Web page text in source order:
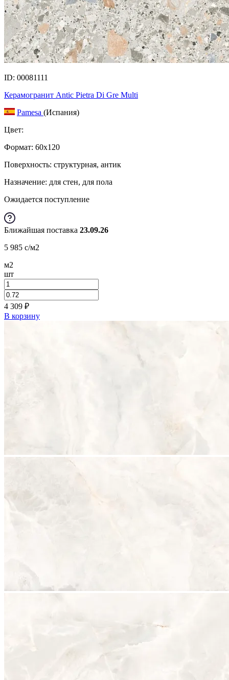
ID: 00081111
Керамогранит Antic Pietra Di Gre Multi
Pamesa (Испания)
Цвет:
Формат: 60x120
Поверхность: структурная, антик
Назначение: для стен, для пола
Ожидается поступление
Ближайшая поставка 23.09.26
5 985 c/м2
м2
шт
4 309 ₽
В корзину